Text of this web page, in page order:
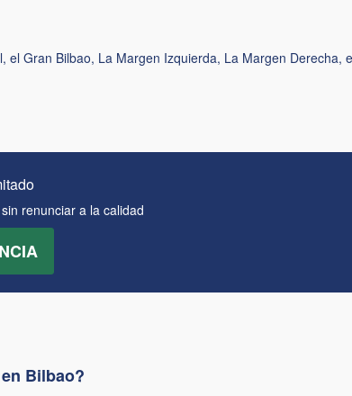
Gran Bilbao, La Margen Izquierda, La Margen Derecha,
renunciar a la calidad
Bilbao?